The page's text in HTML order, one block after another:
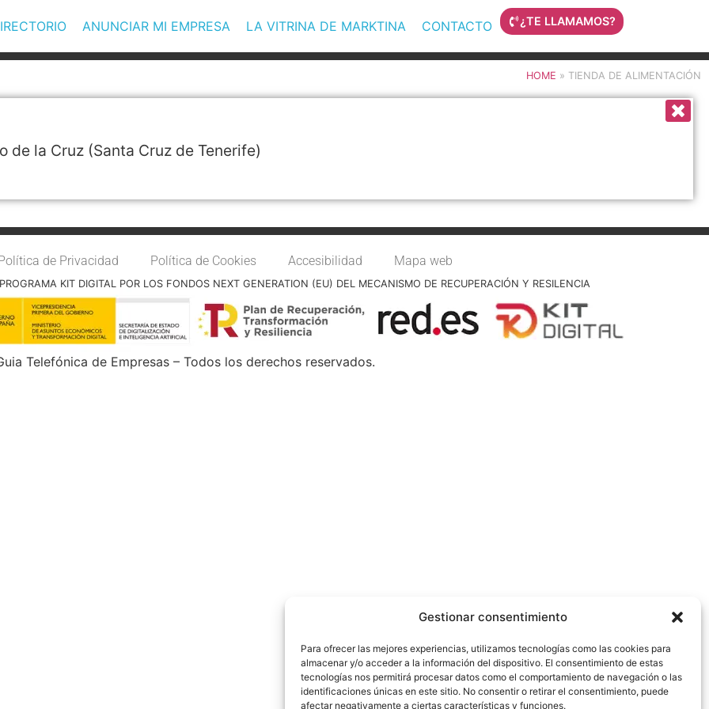
Gestionar consentimiento
Para ofrecer las mejores experiencias, utilizamos tecnologías como las cookies para
almacenar y/o acceder a la información del dispositivo. El consentimiento de estas
tecnologías nos permitirá procesar datos como el comportamiento de navegación o las
identificaciones únicas en este sitio. No consentir o retirar el consentimiento, puede
afectar negativamente a ciertas características y funciones.
ANUNCIAR MI EMPRESA LA VITRINA DE MARKTINA CONTACTO ¿TE LLAMAMOS?
HOME » TIENDA DE ALIMENTACIÓN
de la Cruz (Santa Cruz de Tenerife)
de Privacidad Política de Cookies Accesibilidad Mapa web
KIT DIGITAL POR LOS FONDOS NEXT GENERATION (EU) DEL MECANISMO DE RECUPERACIÓN Y RESILENCIA
Telefónica de Empresas – Todos los derechos reservados.